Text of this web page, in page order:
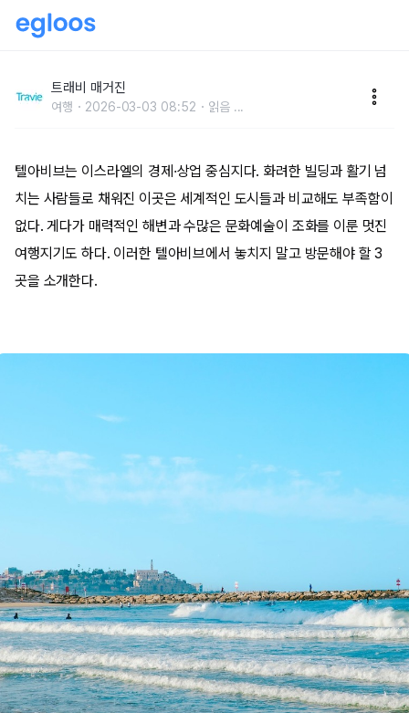
트래비 매거진
여행 2026-03-03 08:52 읽음 ...
텔아비브는 이스라엘의 경제·상업 중심지다. 화려한 빌딩과 활기 넘
치는 사람들로 채워진 이곳은 세계적인 도시들과 비교해도 부족함이
없다. 게다가 매력적인 해변과 수많은 문화예술이 조화를 이룬 멋진
여행지기도 하다. 이러한 텔아비브에서 놓치지 말고 방문해야 할 3
곳을 소개한다.